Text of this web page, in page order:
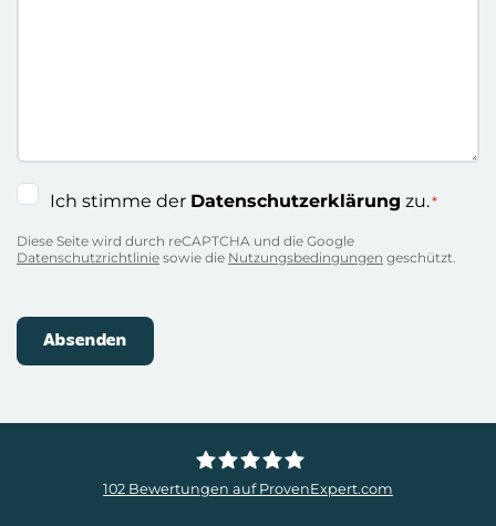
Einwilligung
Ich stimme der Datenschutzerklärung zu.*
Diese Seite wird durch reCAPTCHA und die Google
Datenschutzrichtlinie sowie die Nutzungsbedingungen geschützt.
102 Bewertungen auf ProvenExpert.com